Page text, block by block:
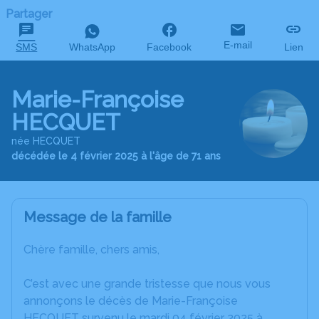
Partager
SMS WhatsApp Facebook E-mail Lien
Marie-Françoise
HECQUET
née HECQUET
décédée le 4 février 2025 à l'âge de 71 ans
Message de la famille
Chère famille, chers amis,
C’est avec une grande tristesse que nous vous
annonçons le décès de Marie-Françoise